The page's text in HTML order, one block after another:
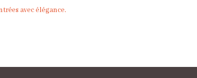
avec élégance.